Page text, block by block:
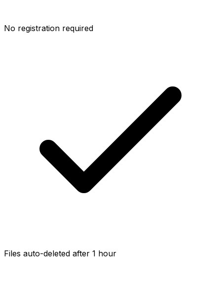
No registration required
Files auto-deleted after 1 hour